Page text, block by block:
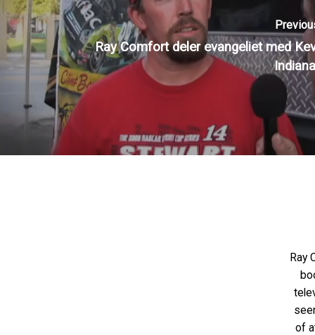
Ray Comfort deler evangeliet med
Ray
of